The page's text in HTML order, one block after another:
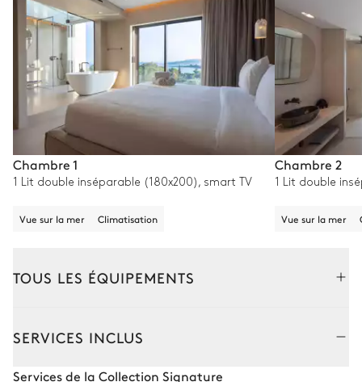
Chambre 1
1 Lit double inséparable (180x200), smart TV
Vue sur la mer Climatisation
Chambre 2
1 Lit double
Vue sur la mer
TOUS LES ÉQUIPEMENTS
SERVICES INCLUS
Services de la Collection Signature